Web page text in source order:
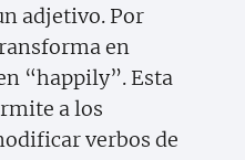
adjetivo. Por
en
“happily”. Esta
a los
verbos de